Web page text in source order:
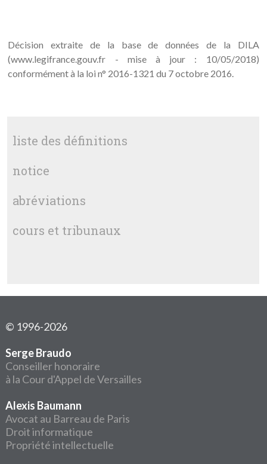
Décision extraite de la base de données de la DILA
(www.legifrance.gouv.fr - mise à jour : 10/05/2018)
conformément à la loi n° 2016-1321 du 7 octobre 2016.
liste des définitions
notice
abréviations
cours et tribunaux
© 1996-2026
Serge Braudo
Conseiller honoraire
à la Cour d'Appel de Versailles
Alexis Baumann
Avocat au Barreau de Paris
Droit informatique
Propriété intellectuelle